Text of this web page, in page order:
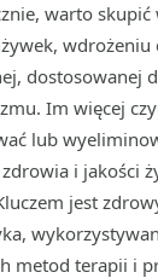
warto skupić
wdrożeniu
dostosowanej
Im więcej
lub
i jakości
jest
metod terapii i